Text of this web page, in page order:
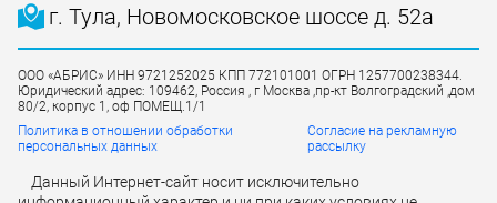
г. Тула, Новомосковское шоссе д. 52а
ООО «АБРИС» ИНН 9721252025 КПП 772101001 ОГРН 1257700238344.
Юридический адрес: 109462, Россия , г Москва ,пр-кт Волгоградский ,дом
80/2, корпус 1, оф ПОМЕЩ.1/1
Политика в отношении обработки
персональных данных
Согласие на рекламную
рассылку
Данный Интернет-сайт носит исключительно